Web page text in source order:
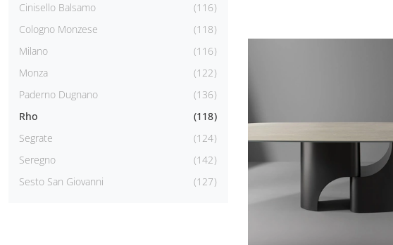
Cinisello Balsamo
116
Cologno Monzese
118
Milano
116
Monza
122
Paderno Dugnano
136
Rho
118
Segrate
124
Seregno
142
Sesto San Giovanni
127